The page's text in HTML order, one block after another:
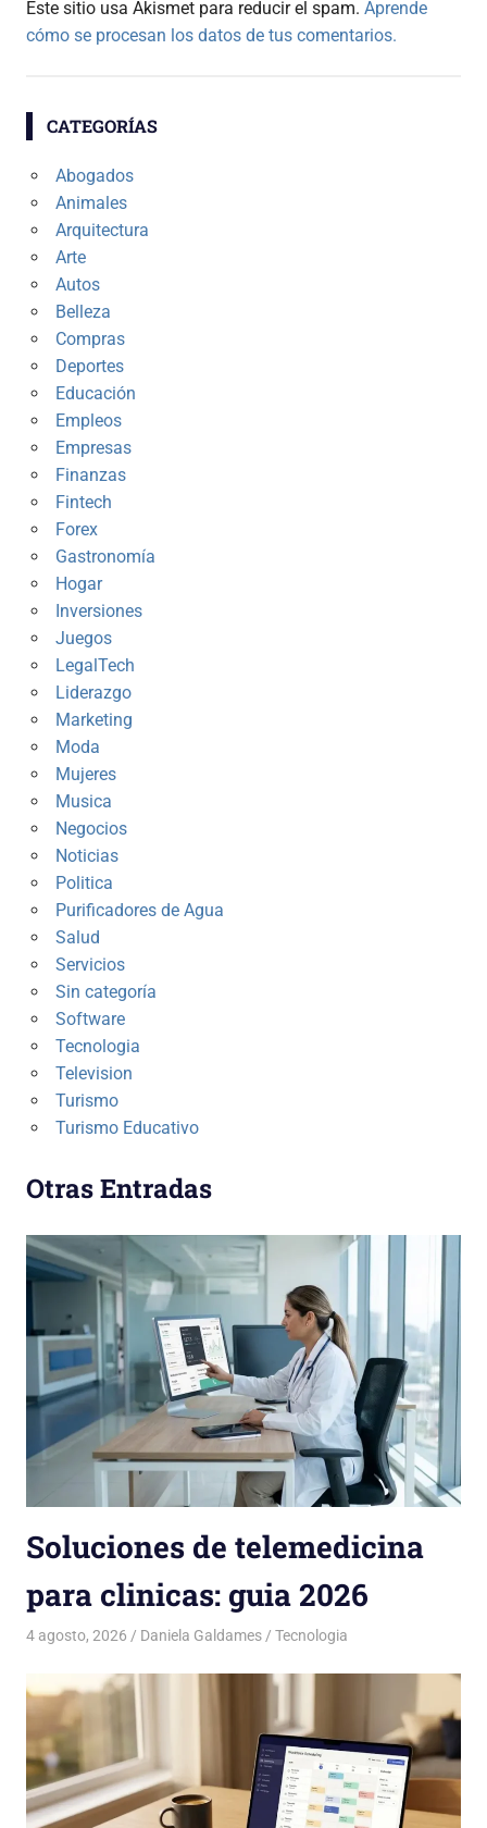
Este sitio usa Akismet para reducir el spam. Aprende
cómo se procesan los datos de tus comentarios.
CATEGORÍAS
Abogados
Animales
Arquitectura
Arte
Autos
Belleza
Compras
Deportes
Educación
Empleos
Empresas
Finanzas
Fintech
Forex
Gastronomía
Hogar
Inversiones
Juegos
LegalTech
Liderazgo
Marketing
Moda
Mujeres
Musica
Negocios
Noticias
Politica
Purificadores de Agua
Salud
Servicios
Sin categoría
Software
Tecnologia
Television
Turismo
Turismo Educativo
Otras Entradas
Soluciones de telemedicina
para clinicas: guia 2026
4 agosto, 2026 Daniela Galdames Tecnologia